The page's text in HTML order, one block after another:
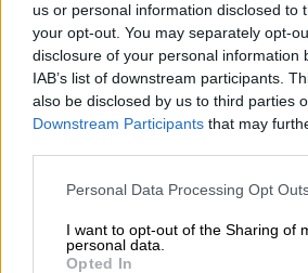
us or personal information disclosed to
your opt-out. You may separately opt-
disclosure of your personal information
IAB’s list of downstream participants.
also be disclosed by us to third parties
Downstream Participants that may
Personal Data Processing Opt
I want to opt-out of the Sharing of
personal data.
Opted In
El impuesto al
"ruina" para España
las emisiones